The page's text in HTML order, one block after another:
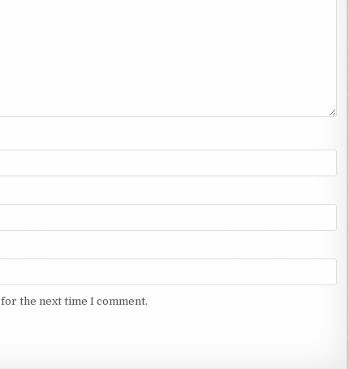
the next time I comment.